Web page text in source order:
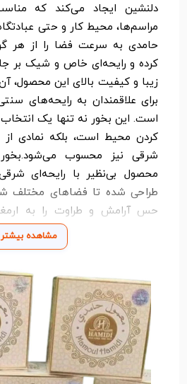
دلنشین ایجاد می‌کند که
مراسم‌ها، محیط کار و حتی
حامدی به سرعت فضا را از هر
کرده و رایحه‌ای خاص و شیک بر
زیبا و کیفیت بالای این محصول،
برای علاقمندان به رایحه‌های
است. این بخور نه تنها یک انتخاب
کردن محیط است، بلکه نمادی
شرقی نیز محسوب
محصول بی‌نظیر با رایحه‌ای
طراحی شده تا فضاهای مختلف
حس آرامش و طراوت را به
ترکیبات طبیعی و اصیل خود،
می‌کند که مناسب استفاده در
و حتی عبادتگاه‌ها است. بخور
فضا را از هر گونه بوی نامطبوع
و شیک بر جای می‌گذارد.
این محصول، آن را به گزینه‌ای
رایحه‌های سنتی و لوکس تبدیل
تنها یک انتخاب فوق‌العاده
بلکه نمادی از ظرافت و سبک
مشاهده بیشتر